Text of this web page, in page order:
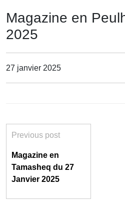
Magazine en
2025
27 janvier 2025
Previous post
Magazine en
Tamasheq du 27
Janvier 2025